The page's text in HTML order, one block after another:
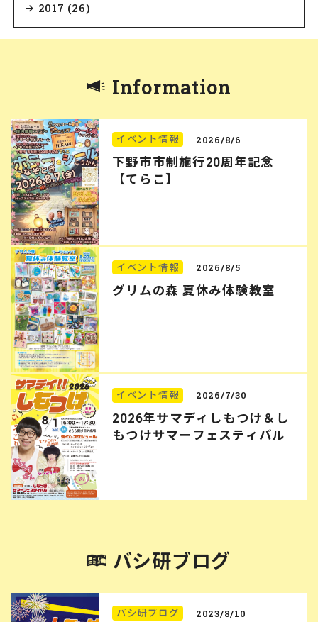
2017 (26)
Information
イベント情報 2026/8/6
下野市市制施行20周年記念
【てらこ】
イベント情報 2026/8/5
グリムの森 夏休み体験教室
イベント情報 2026/7/30
2026年サマディしもつけ＆し
もつけサマーフェスティバル
バシ研ブログ
バシ研ブログ 2023/8/10